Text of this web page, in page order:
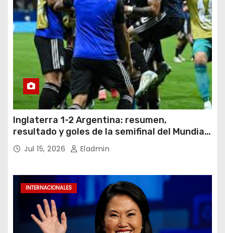
Inglaterra 1-2 Argentina: resumen,
resultado y goles de la semifinal del Mundial
2026Jul 15, 2026 Eladmin
INTERNACIONALES